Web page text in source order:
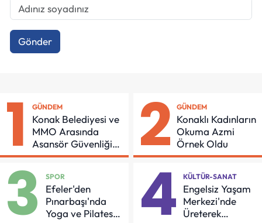
Gönder
1 GÜNDEM
Konak Belediyesi ve
MMO Arasında
Asansör Güvenliği
İçin Önemli Protokol
2 GÜNDEM
Konaklı Kadınların
Okuma Azmi
Örnek Oldu
3 SPOR
Efeler'den
Pınarbaşı'nda
Yoga ve Pilates
4 KÜLTÜR-SANAT
Engelsiz Yaşam
Merkezi'nde
Üreterek